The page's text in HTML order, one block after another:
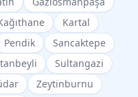
Kartal
Pendik
Sancaktepe
Sultangazi
Zeytinburnu